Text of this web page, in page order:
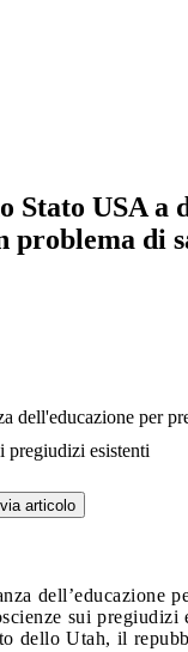
Stato USA a
problema di
dell'educazione per
pregiudizi esistenti
articolo
dell’educazione
sui pregiudizi
dello Utah, il